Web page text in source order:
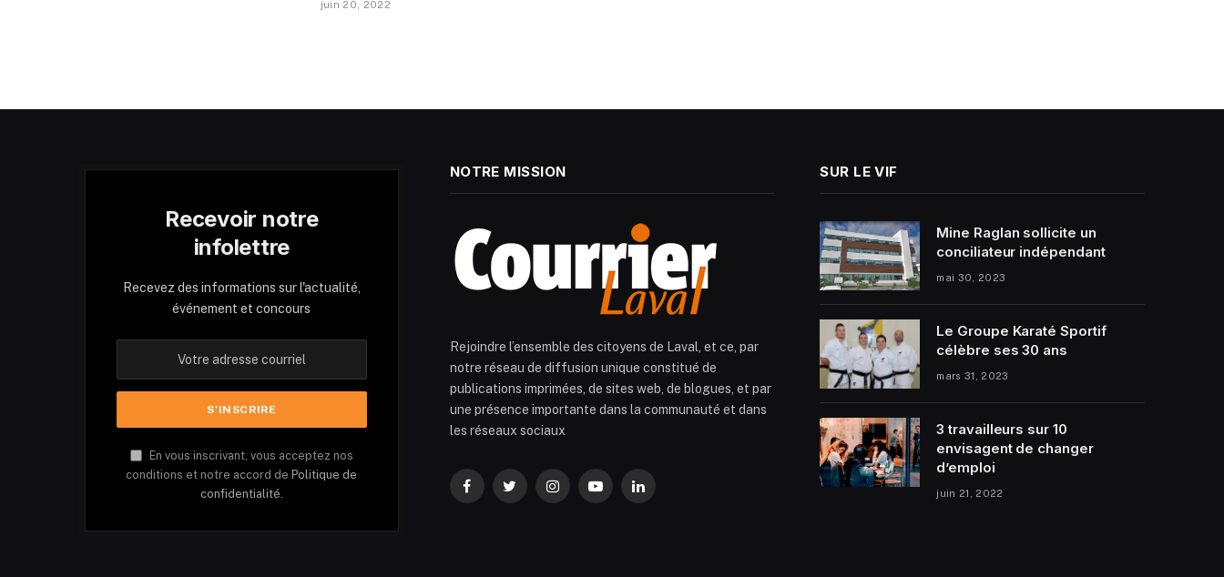
juin 20, 2022
Recevoir notre
infolettre
Recevez des informations sur l'actualité,
événement et concours
En vous inscrivant, vous acceptez nos
conditions et notre accord de Politique de
confidentialité.
NOTRE MISSION
Rejoindre l’ensemble des citoyens de Laval, et ce, par
notre réseau de diffusion unique constitué de
publications imprimées, de sites web, de blogues, et par
une présence importante dans la communauté et dans
les réseaux sociaux
FacebookTwitterInstagramYouTubeLinkedIn
SUR LE VIF
Mine Raglan sollicite un
conciliateur indépendant
mai 30, 2023
Le Groupe Karaté Sportif
célèbre ses 30 ans
mars 31, 2023
3 travailleurs sur 10
envisagent de changer
d’emploi
juin 21, 2022